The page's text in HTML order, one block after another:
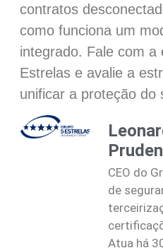
contratos
como funciona um
integrado. Fale com a
Estrelas e avalie a
unificar a proteção do
CEO do
de
Atua há